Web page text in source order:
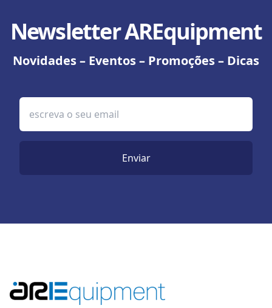
Newsletter AREquipment
Novidades – Eventos – Promoções – Dicas
Enviar